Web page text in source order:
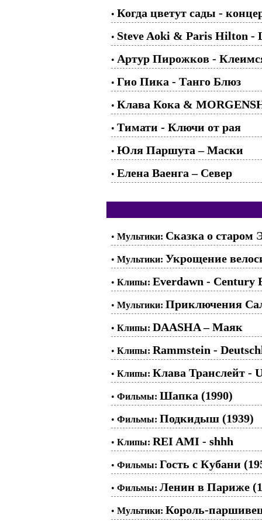
• Когда цветут сады -
• Steve Aoki & Paris Hilton -
• Артур Пирожков -
• Гио Пика - Танго Блюз
• Клава Кока &
• Тимати - Ключи от рая
• Юля Паршута – Маски
• Елена Ваенга – Север
• Мультики: Сказка о старом
• Мультики: Укрощение
• Клипы: Everdawn - Century
• Мультики: Приключения
• Клипы: DAASHA – Маяк
• Клипы: Rammstein -
• Клипы: Клава Транслейт -
• Фильмы: Шапка (1990)
• Фильмы: Подкидыш (1939)
• Клипы: REI AMI - shhh
• Фильмы: Гость с Кубани
• Фильмы: Ленин в Париже
• Мультики: Король-